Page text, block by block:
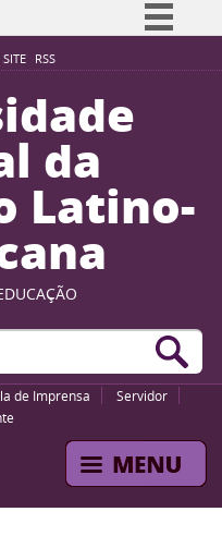
RSS
Simplifique!
Participe
Acesso à informação
Legislação
Canais
da
Latino-
de Imprensa
Servidor